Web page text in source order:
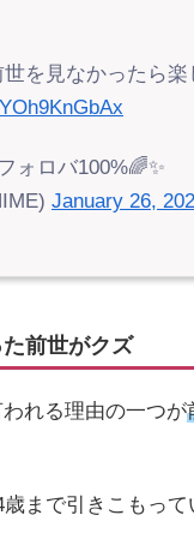
世を見なかったら
ォロバ100%🌈✨
January 26,
前世がクズ
れる理由の一つが
まで引きこもって